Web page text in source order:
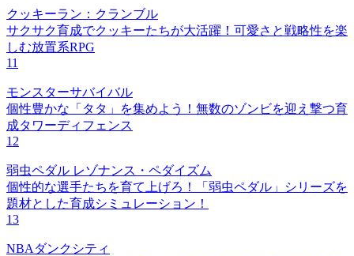
クッキーラン：クランブル
サクサク育成でクッキーたちが大活躍！可愛さと戦略性を楽
しむ放置系RPG
11
モンスターサバイバル
個性豊かな「タタ」を集めよう！無数のゾンビを迎え撃つ育
成タワーディフェンス
12
弱虫ペダル レゾナンス・ペダイズム
個性的な選手たちを育て上げろ！「弱虫ペダル」シリーズを
題材とした育成シミュレーション！
13
NBAダンクシティ